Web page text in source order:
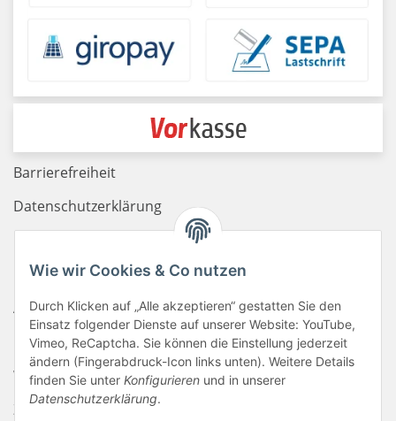
Wie wir Cookies & Co nutzen
Durch Klicken auf „Alle akzeptieren“ gestatten Sie den
Einsatz folgender Dienste auf unserer Website: YouTube,
Vimeo, ReCaptcha. Sie können die Einstellung jederzeit
ändern (Fingerabdruck-Icon links unten). Weitere Details
finden Sie unter Konfigurieren und in unserer
Datenschutzerklärung.
Barrierefreiheit
Datenschutzerklärung
Newsletter
AGB
Kontakt
Widerrufsrecht
Zahlungsinformationen